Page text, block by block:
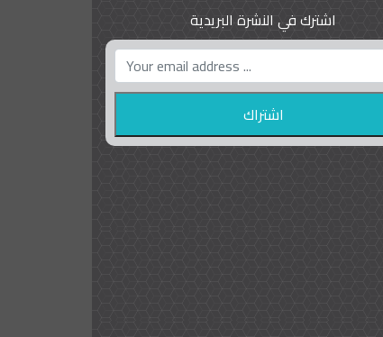
اشترك في النشرة البريدية